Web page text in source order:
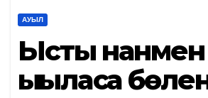
АУЫЛ
Ыстық нанмен
ықыласқа